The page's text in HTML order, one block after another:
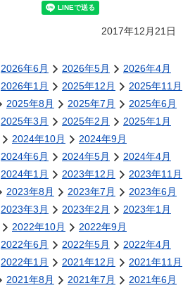
2017年12月21日
2026年6月 2026年5月
2026年4月
2026年1月 2025年12月
2025年11月
2025年8月 2025年7月
2025年6月
2025年3月 2025年2月
2025年1月
2024年10月
2024年9月
2024年6月 2024年5月
2024年4月
2024年1月 2023年12月
2023年11月
2023年8月 2023年7月
2023年6月
2023年3月 2023年2月
2023年1月
2022年10月
2022年9月
2022年6月 2022年5月
2022年4月
2022年1月 2021年12月
2021年11月
2021年8月 2021年7月
2021年6月